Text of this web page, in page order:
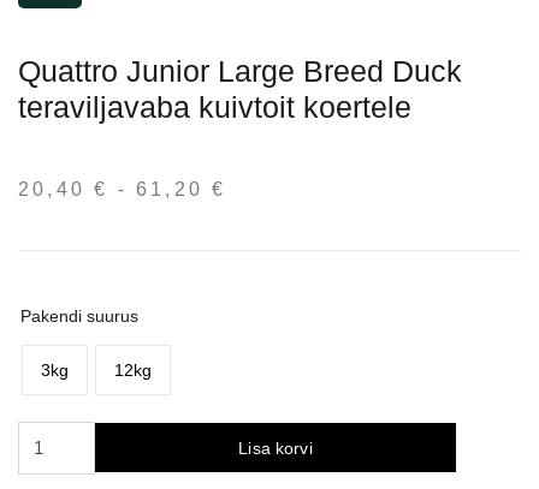
Quattro Junior Large Breed Duck
teraviljavaba kuivtoit koertele
20,40€ - 61,20€
Pakendi suurus
3kg 12kg
Lisa korvi